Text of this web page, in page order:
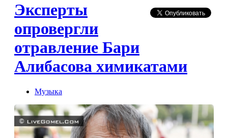
Эксперты
опровергли
отравление Бари
Алибасова химикатами
Музыка